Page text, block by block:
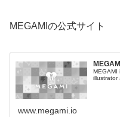
MEGAMIの公式サイト
MEGAMI
illustrator
www.megami.io